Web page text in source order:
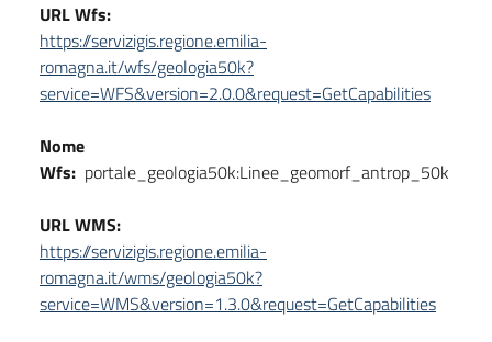
URL Wfs:
https://servizigis.regione.emilia-
romagna.it/wfs/geologia50k?
service=WFS&version=2.0.0&request=GetCapabilities
Nome
Wfs: portale_geologia50k:Linee_geomorf_antrop_50k
URL WMS:
https://servizigis.regione.emilia-
romagna.it/wms/geologia50k?
service=WMS&version=1.3.0&request=GetCapabilities